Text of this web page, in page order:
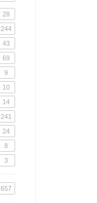
28
244
43
69
9
10
14
241
24
8
3
657